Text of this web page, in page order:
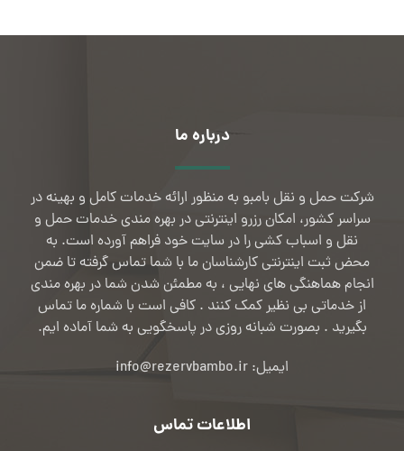
درباره ما
شرکت حمل و نقل بامبو به منظور ارائه خدمات کامل و بهینه در
سراسر کشور، امکان رزرو اینترنتی در بهره مندی خدمات حمل و
نقل و اسباب کشی را در سایت خود فراهم آورده است. به
محض ثبت اینترنتی کارشناسان ما با شما تماس گرفته تا ضمن
انجام هماهنگی های نهایی ، به مطمئن شدن شما در بهره مندی
از خدماتی بی نظیر کمک کنند . کافی است با شماره ما تماس
بگیرید . بصورت شبانه روزی در پاسخگویی به شما آماده ایم.
ایمیل: info@rezervbambo.ir
اطلاعات تماس